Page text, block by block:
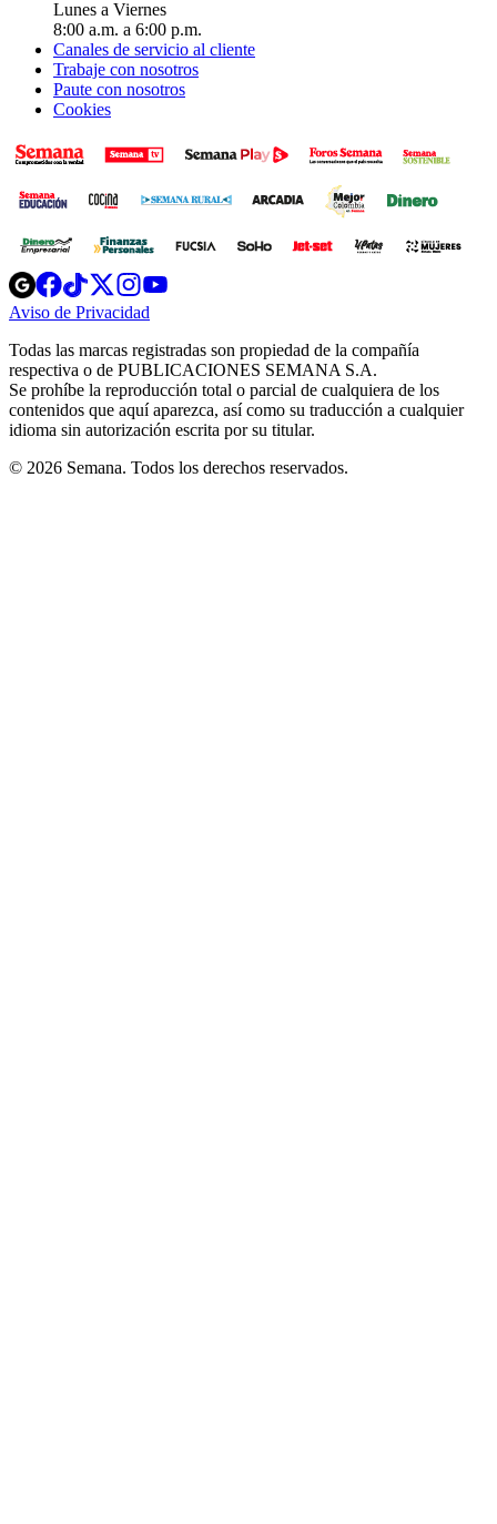
Lunes a Viernes
8:00 a.m. a 6:00 p.m.
Canales de servicio al cliente
Trabaje con nosotros
Paute con nosotros
Cookies
Opens
in
new
Opens
in
new
Opens
in
new
window
Opens
new
windowwindow
Aviso de Privacidad
new
window
Todas las marcas registradas son propiedad de la compañía
respectiva o de PUBLICACIONES SEMANA S.A.
Se prohíbe la reproducción total o parcial de cualquiera de los
contenidos que aquí aparezca, así como su traducción a cualquier
idioma sin autorización escrita por su titular.
© 2026 Semana. Todos los derechos reservados.